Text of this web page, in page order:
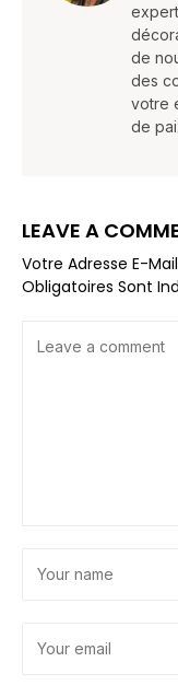
de
des
votre
de
LEAVE A
Votre Adresse E-
Obligatoires Sont